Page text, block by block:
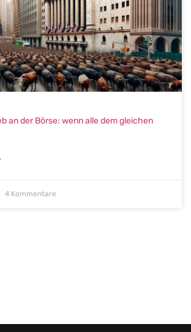
an der Börse: wenn alle dem gleichen
4 Kommentare